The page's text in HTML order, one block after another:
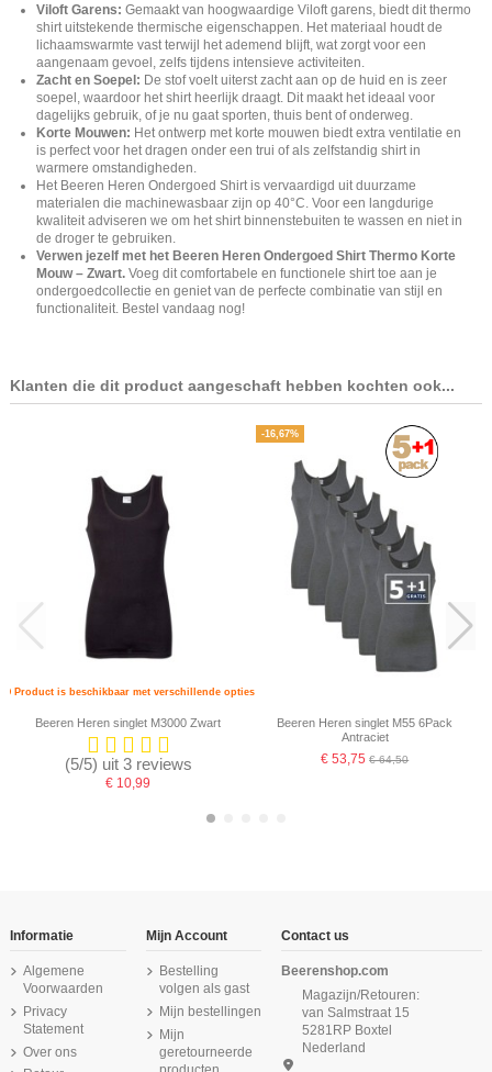
Viloft Garens: Gemaakt van hoogwaardige Viloft garens, biedt dit thermo
shirt uitstekende thermische eigenschappen. Het materiaal houdt de
lichaamswarmte vast terwijl het ademend blijft, wat zorgt voor een
aangenaam gevoel, zelfs tijdens intensieve activiteiten.
Zacht en Soepel: De stof voelt uiterst zacht aan op de huid en is zeer
soepel, waardoor het shirt heerlijk draagt. Dit maakt het ideaal voor
dagelijks gebruik, of je nu gaat sporten, thuis bent of onderweg.
Korte Mouwen: Het ontwerp met korte mouwen biedt extra ventilatie en
is perfect voor het dragen onder een trui of als zelfstandig shirt in
warmere omstandigheden.
Het Beeren Heren Ondergoed Shirt is vervaardigd uit duurzame
materialen die machinewasbaar zijn op 40°C. Voor een langdurige
kwaliteit adviseren we om het shirt binnenstebuiten te wassen en niet in
de droger te gebruiken.
Verwen jezelf met het Beeren Heren Ondergoed Shirt Thermo Korte
Mouw – Zwart. Voeg dit comfortabele en functionele shirt toe aan je
ondergoedcollectie en geniet van de perfecte combinatie van stijl en
functionaliteit. Bestel vandaag nog!
Klanten die dit product aangeschaft hebben kochten ook...
Product is beschikbaar met verschillende opties
Beeren Heren singlet M3000 Zwart
(5/5) uit 3 reviews
€ 10,99
-16,67%
Beeren Heren singlet M55 6Pack
Antraciet
€ 53,75€ 64,50
Informatie
Algemene
Voorwaarden
Privacy
Statement
Over ons
Mijn Account
Bestelling
volgen als gast
Mijn bestellingen
Mijn
geretourneerde
Contact us
Beerenshop.com
Magazijn/Retouren:
van Salmstraat 15
5281RP Boxtel
Nederland